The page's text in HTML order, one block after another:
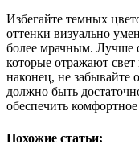
Избегайте темных
оттенки визуально
более мрачным. Лучше
которые отражают
наконец, не
должно быть
обеспечить
Похожие статьи: